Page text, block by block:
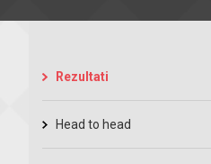
Rezultati
Head to head